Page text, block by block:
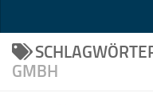
GMBH